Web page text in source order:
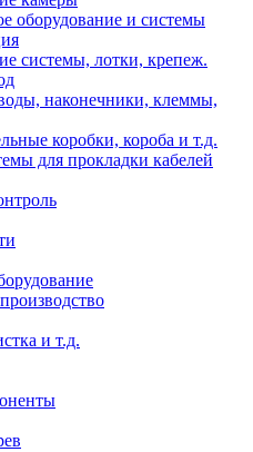
оборудование и системы
системы, лотки, крепеж.
наконечники, клеммы,
коробки, короба и т.д.
для прокладки кабелей
и т.д.